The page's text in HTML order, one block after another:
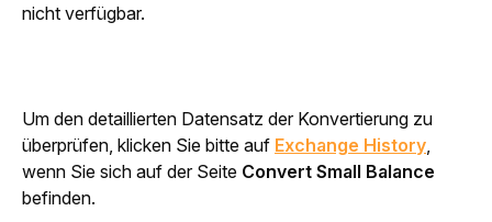
nicht verfügbar.
Um den detaillierten Datensatz der Konvertierung zu
überprüfen, klicken Sie bitte auf Exchange History,
wenn Sie sich auf der Seite
befinden.